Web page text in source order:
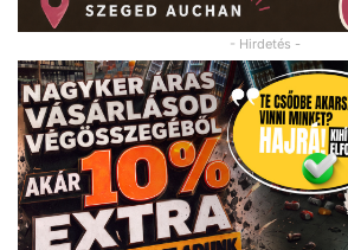
- Hirdetés -